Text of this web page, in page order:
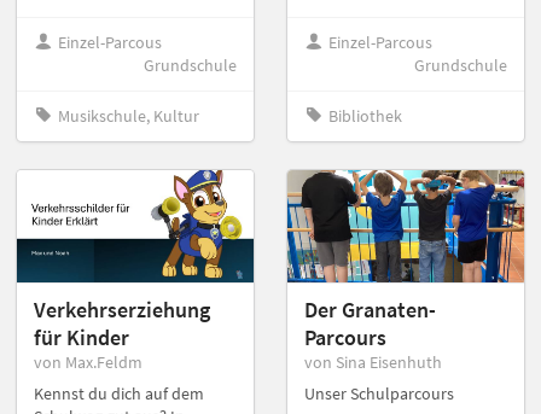
Einzel-Parcous
Grundschule
Musikschule, Kultur
Einzel-Parcous
Grundschule
Bibliothek
Verkehrserziehung
für Kinder
von Max.Feldm
Kennst du dich auf dem
Der Granaten-
Parcours
von Sina Eisenhuth
Unser Schulparcours